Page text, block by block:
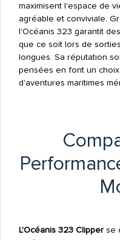
maximisent l'espace de
agréable et conviviale.
l'Océanis 323 garantit des
que ce soit lors de
longues. Sa réputation
pensées en font un
d'aventures maritimes
L'Océanis 323 Clipperse